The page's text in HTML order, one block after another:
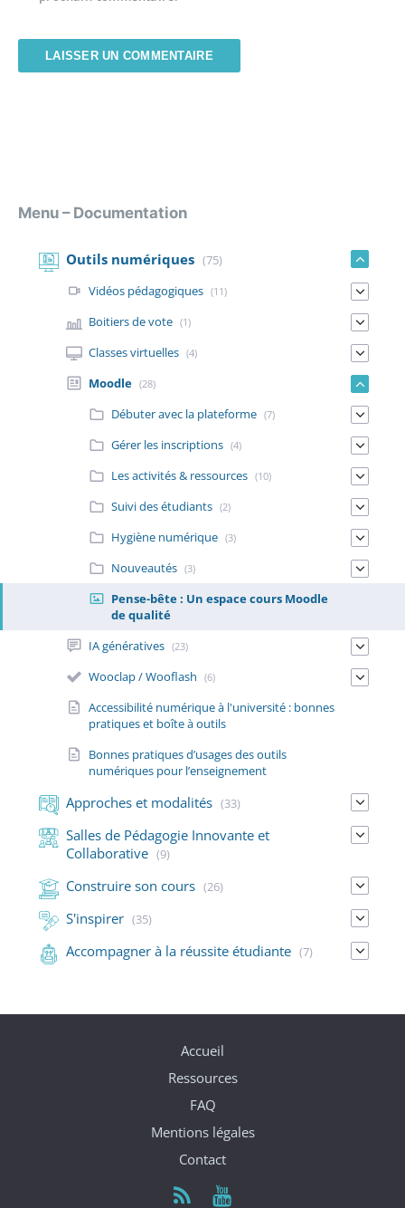
Menu – Documentation
Outils numériques (75)
Vidéos pédagogiques (11)
Boitiers de vote (1)
Classes virtuelles (4)
Moodle (28)
Débuter avec la plateforme (7)
Gérer les inscriptions (4)
Les activités & ressources (10)
Suivi des étudiants (2)
Hygiène numérique (3)
Nouveautés (3)
Pense-bête : Un espace cours Moodle
de qualité
IA génératives (23)
Wooclap / Wooflash (6)
Accessibilité numérique à l'université : bonnes
pratiques et boîte à outils
Bonnes pratiques d’usages des outils
numériques pour l’enseignement
Approches et modalités (33)
Salles de Pédagogie Innovante et
Collaborative (9)
Construire son cours (26)
S'inspirer (35)
Accompagner à la réussite étudiante (7)
Accueil
Ressources
FAQ
Mentions légales
Contact